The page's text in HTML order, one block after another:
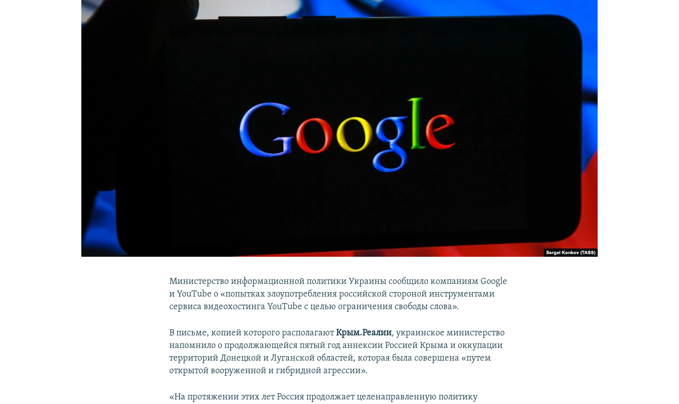
КРЫМ.НЕПОКОРЕННЫЙ
Министерство информационной политики Украины сообщило компаниям Google
и YouTube о «попытках злоупотребления российской стороной инструментами
сервиса видеохостинга YouTube с целью ограничения свободы слова».
В письме, копией которого располагаютКрым.Реалии, украинское министерство
напомнило о продолжающейся пятый год аннексии Россией Крыма и оккупации
территорий Донецкой и Луганской областей, которая была совершена «путем
открытой вооруженной и гибридной агрессии».
«На протяжении этих лет Россия продолжает целенаправленную политику